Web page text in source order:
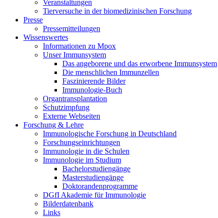
Veranstaltungen
Tierversuche in der biomedizinischen Forschung
Presse
Pressemitteilungen
Wissenswertes
Informationen zu Mpox
Unser Immunsystem
Das angeborene und das erworbene Immunsystem
Die menschlichen Immunzellen
Faszinierende Bilder
Immunologie-Buch
Organtransplantation
Schutzimpfung
Externe Webseiten
Forschung & Lehre
Immunologische Forschung in Deutschland
Forschungseinrichtungen
Immunologie in die Schulen
Immunologie im Studium
Bachelorstudiengänge
Masterstudiengänge
Doktorandenprogramme
DGfI Akademie für Immunologie
Bilderdatenbank
Links